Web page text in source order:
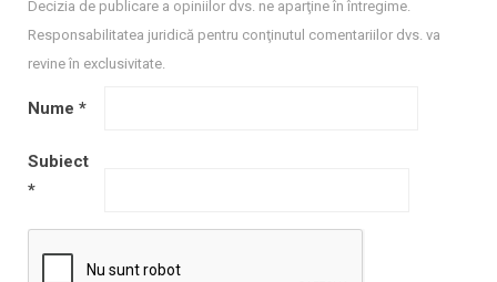
Decizia de publicare a opiniilor dvs. ne aparţine în întregime.
Responsabilitatea juridică pentru conţinutul comentariilor dvs. va
revine în exclusivitate.
Nume *
Subiect
*